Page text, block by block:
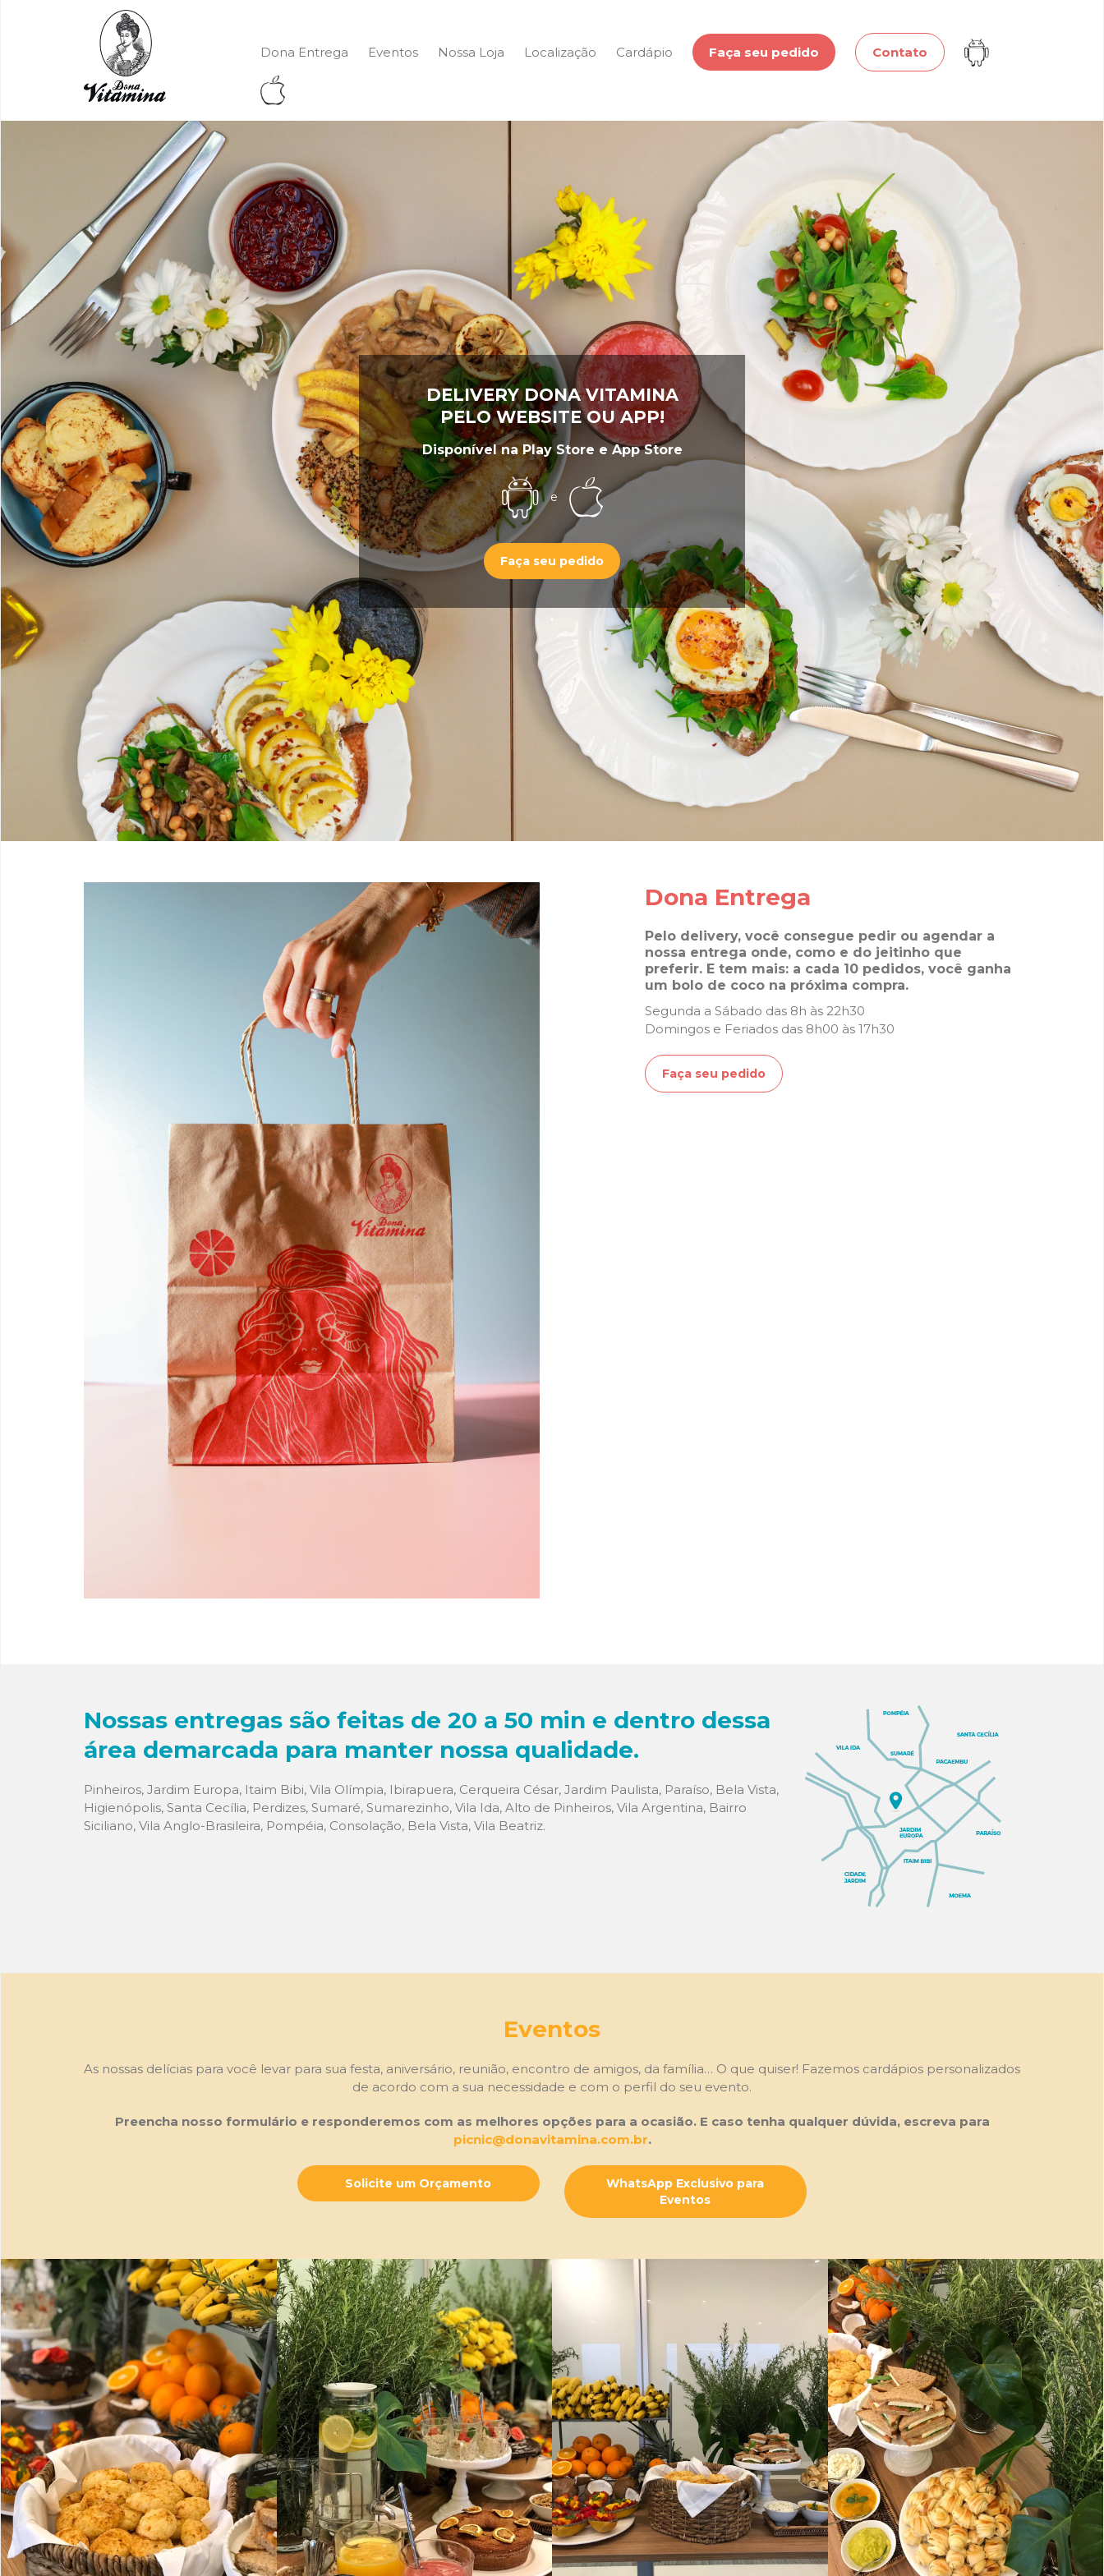
Dona Entrega Eventos Nossa Loja Localização Cardápio Faça seu pedido Contato
Localização
Cardápio
Faça seu pedido
Contato
Aplicativo para iPhone
DELIVERY DONA VITAMINA
PELO WEBSITE OU APP!
Disponível na Play Store e App Store
e
Faça seu pedido
Dona Entrega
Pelo delivery, você consegue pedir ou agendar a
nossa entrega onde, como e do jeitinho que
preferir. E tem mais: a cada 10 pedidos, você ganha
um bolo de coco na próxima compra.
Segunda a Sábado das 8h às 22h30
Domingos e Feriados das 8h00 às 17h30
Faça seu pedido
Nossas entregas são feitas de 20 a 50 min e dentro dessa
área demarcada para manter nossa qualidade.
Pinheiros, Jardim Europa, Itaim Bibi, Vila Olímpia, Ibirapuera, Cerqueira César, Jardim Paulista, Paraíso, Bela Vista,
Higienópolis, Santa Cecília, Perdizes, Sumaré, Sumarezinho, Vila Ida, Alto de Pinheiros, Vila Argentina, Bairro
Siciliano, Vila Anglo-Brasileira, Pompéia, Consolação, Bela Vista, Vila Beatriz.
Eventos
As nossas delícias para você levar para sua festa, aniversário, reunião, encontro de amigos, da família… O que quiser! Fazemos cardápios personalizados
de acordo com a sua necessidade e com o perfil do seu evento.
Preencha nosso formulário e responderemos com as melhores opções para a ocasião. E caso tenha qualquer dúvida, escreva para
picnic@donavitamina.com.br.
Solicite um Orçamento
WhatsApp Exclusivo para
Eventos